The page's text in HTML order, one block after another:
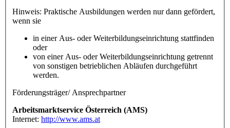
Hinweis: Praktische Ausbildungen werden nur dann gefördert,
wenn sie
in einer Aus- oder Weiterbildungseinrichtung stattfinden
oder
von einer Aus- oder Weiterbildungseinrichtung getrennt
von sonstigen betrieblichen Abläufen durchgeführt
werden.
Förderungsträger/ Ansprechpartner
Arbeitsmarktservice Österreich (AMS)
Internet: http://www.ams.at